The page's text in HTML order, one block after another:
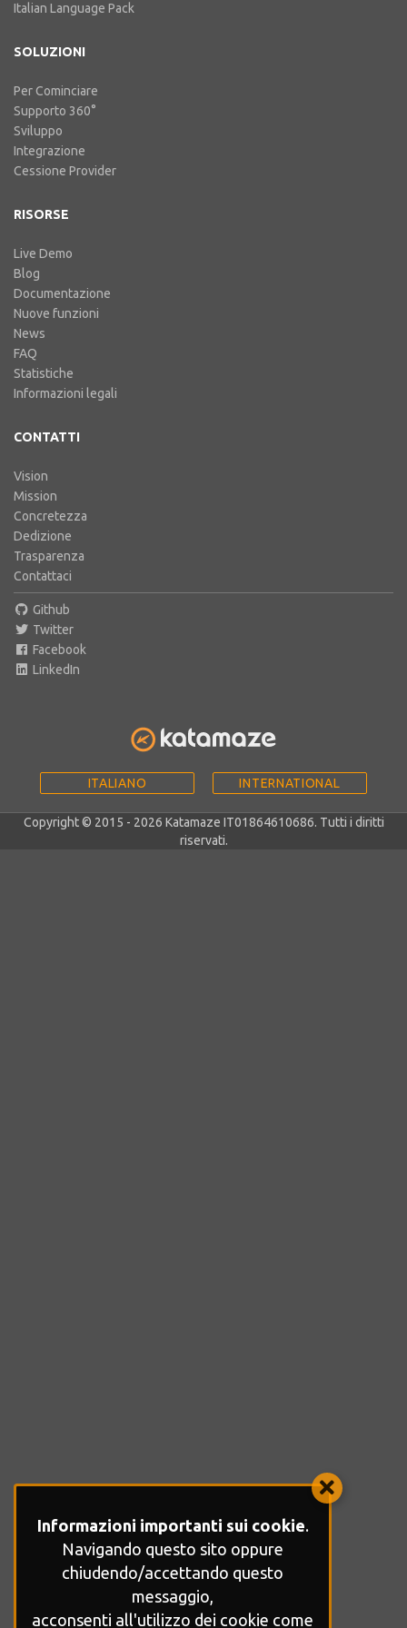
Italian Language Pack
SOLUZIONI
Per Cominciare
Supporto 360°
Sviluppo
Integrazione
Cessione Provider
RISORSE
Live Demo
Blog
Documentazione
Nuove funzioni
News
FAQ
Statistiche
Informazioni legali
CONTATTI
Vision
Mission
Concretezza
Dedizione
Trasparenza
Contattaci
Github
Twitter
Facebook
LinkedIn
ITALIANO INTERNATIONAL
Copyright © 2015 - 2026 Katamaze IT01864610686. Tutti i diritti
riservati.
Informazioni importanti sui cookie.
Navigando questo sito oppure
chiudendo/accettando questo
messaggio,
acconsenti all'utilizzo dei cookie come